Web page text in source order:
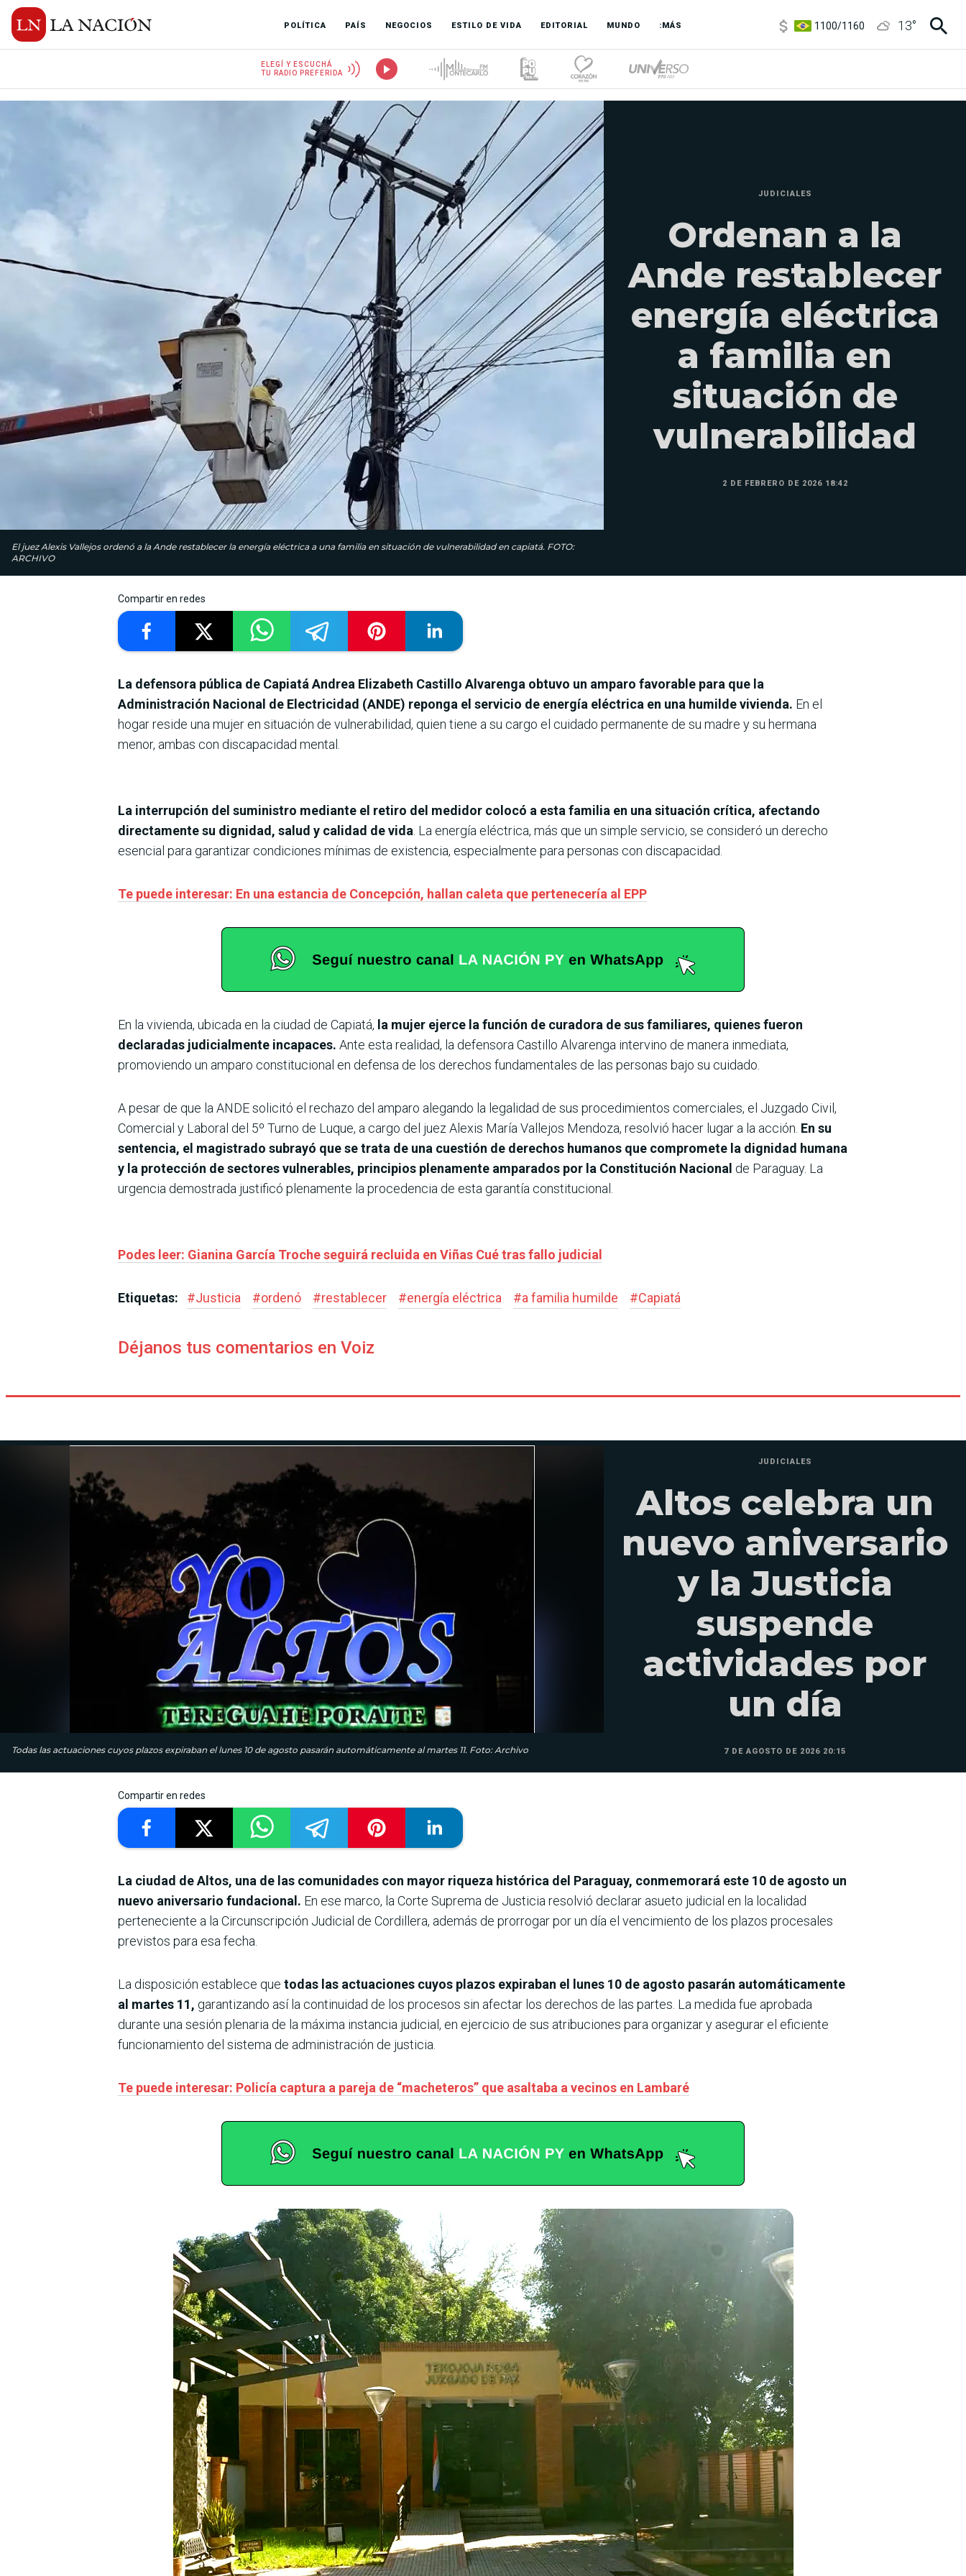
POLÍTICA PAÍS NEGOCIOS ESTILO DE VIDA EDITORIAL MUNDO :MÁS
3,8/4
13°
ELEGÍ Y ESCUCHÁ
TU RADIO PREFERIDA
El juez Alexis Vallejos ordenó a la Ande restablecer la energía eléctrica a una familia en situación de vulnerabilidad en capiatá. FOTO:
ARCHIVO
JUDICIALES
Ordenan a la
Ande restablecer
energía eléctrica
a familia en
situación de
vulnerabilidad
2 DE FEBRERO DE 2026 18:42
Compartir en redes
La defensora pública de Capiatá Andrea Elizabeth Castillo Alvarenga obtuvo un amparo favorable para que la
Administración Nacional de Electricidad (ANDE) reponga el servicio de energía eléctrica en una humilde vivienda. En el
hogar reside una mujer en situación de vulnerabilidad, quien tiene a su cargo el cuidado permanente de su madre y su hermana
menor, ambas con discapacidad mental.
La interrupción del suministro mediante el retiro del medidor colocó a esta familia en una situación crítica, afectando
directamente su dignidad, salud y calidad de vida. La energía eléctrica, más que un simple servicio, se consideró un derecho
esencial para garantizar condiciones mínimas de existencia, especialmente para personas con discapacidad.
Te puede interesar: En una estancia de Concepción, hallan caleta que pertenecería al EPP
En la vivienda, ubicada en la ciudad de Capiatá, la mujer ejerce la función de curadora de sus familiares, quienes fueron
declaradas judicialmente incapaces. Ante esta realidad, la defensora Castillo Alvarenga intervino de manera inmediata,
promoviendo un amparo constitucional en defensa de los derechos fundamentales de las personas bajo su cuidado.
A pesar de que la ANDE solicitó el rechazo del amparo alegando la legalidad de sus procedimientos comerciales, el Juzgado Civil,
Comercial y Laboral del 5º Turno de Luque, a cargo del juez Alexis María Vallejos Mendoza, resolvió hacer lugar a la acción. En su
sentencia, el magistrado subrayó que se trata de una cuestión de derechos humanos que compromete la dignidad humana
y la protección de sectores vulnerables, principios plenamente amparados por la Constitución Nacional de Paraguay. La
urgencia demostrada justificó plenamente la procedencia de esta garantía constitucional.
Podes leer: Gianina García Troche seguirá recluida en Viñas Cué tras fallo judicial
Etiquetas: #Justicia #ordenó #restablecer #energía eléctrica #a familia humilde #Capiatá
Déjanos tus comentarios en Voiz
Todas las actuaciones cuyos plazos expiraban el lunes 10 de agosto pasarán automáticamente al martes 11. Foto: Archivo
JUDICIALES
Altos celebra un
nuevo aniversario
y la Justicia
suspende
actividades por
un día
7 DE AGOSTO DE 2026 20:15
Compartir en redes
La ciudad de Altos, una de las comunidades con mayor riqueza histórica del Paraguay, conmemorará este 10 de agosto un
nuevo aniversario fundacional. En ese marco, la Corte Suprema de Justicia resolvió declarar asueto judicial en la localidad
perteneciente a la Circunscripción Judicial de Cordillera, además de prorrogar por un día el vencimiento de los plazos procesales
previstos para esa fecha.
La disposición establece que todas las actuaciones cuyos plazos expiraban el lunes 10 de agosto pasarán automáticamente
al martes 11, garantizando así la continuidad de los procesos sin afectar los derechos de las partes. La medida fue aprobada
durante una sesión plenaria de la máxima instancia judicial, en ejercicio de sus atribuciones para organizar y asegurar el eficiente
funcionamiento del sistema de administración de justicia.
Te puede interesar: Policía captura a pareja de “macheteros” que asaltaba a vecinos en Lambaré